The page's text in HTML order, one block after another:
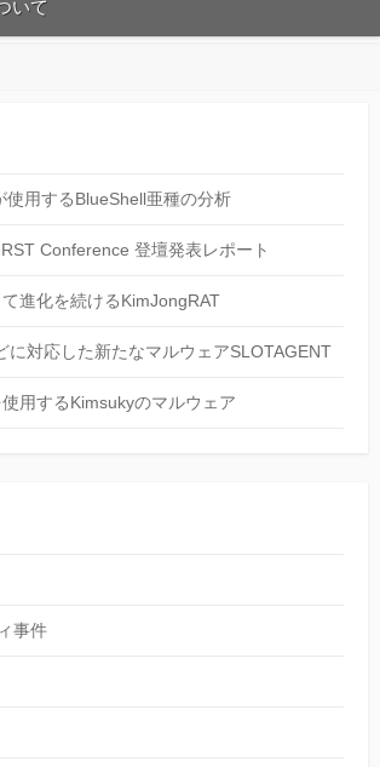
いて
使用するBlueShell亜種の分析
Conference 登壇発表レポート
進化を続けるKimJongRAT
に対応した新たなマルウェアSLOTAGENT
用するKimsukyのマルウェア
事件